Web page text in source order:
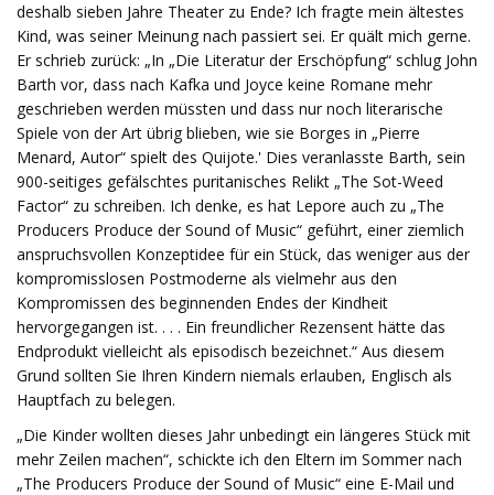
deshalb sieben Jahre Theater zu Ende? Ich fragte mein ältestes
Kind, was seiner Meinung nach passiert sei. Er quält mich gerne.
Er schrieb zurück: „In „Die Literatur der Erschöpfung“ schlug John
Barth vor, dass nach Kafka und Joyce keine Romane mehr
geschrieben werden müssten und dass nur noch literarische
Spiele von der Art übrig blieben, wie sie Borges in „Pierre
Menard, Autor“ spielt des Quijote.' Dies veranlasste Barth, sein
900-seitiges gefälschtes puritanisches Relikt „The Sot-Weed
Factor“ zu schreiben. Ich denke, es hat Lepore auch zu „The
Producers Produce der Sound of Music“ geführt, einer ziemlich
anspruchsvollen Konzeptidee für ein Stück, das weniger aus der
kompromisslosen Postmoderne als vielmehr aus den
Kompromissen des beginnenden Endes der Kindheit
hervorgegangen ist. . . . Ein freundlicher Rezensent hätte das
Endprodukt vielleicht als episodisch bezeichnet.“ Aus diesem
Grund sollten Sie Ihren Kindern niemals erlauben, Englisch als
Hauptfach zu belegen.
„Die Kinder wollten dieses Jahr unbedingt ein längeres Stück mit
mehr Zeilen machen“, schickte ich den Eltern im Sommer nach
„The Producers Produce der Sound of Music“ eine E-Mail und